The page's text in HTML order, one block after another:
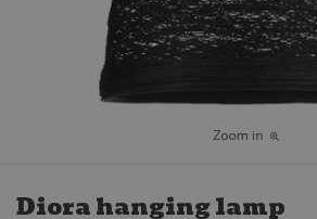
Diora hanging lamp